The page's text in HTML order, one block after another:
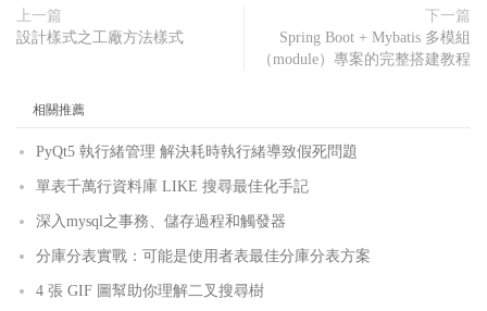
上一篇
設計樣式之工廠方法樣式
下一篇
Spring Boot + Mybatis 多模組
（module）專案的完整搭建教程
相關推薦
PyQt5 執行緒管理 解決耗時執行緒導致假死問題
單表千萬行資料庫 LIKE 搜尋最佳化手記
深入mysql之事務、儲存過程和觸發器
分庫分表實戰：可能是使用者表最佳分庫分表方案
4 張 GIF 圖幫助你理解二叉搜尋樹